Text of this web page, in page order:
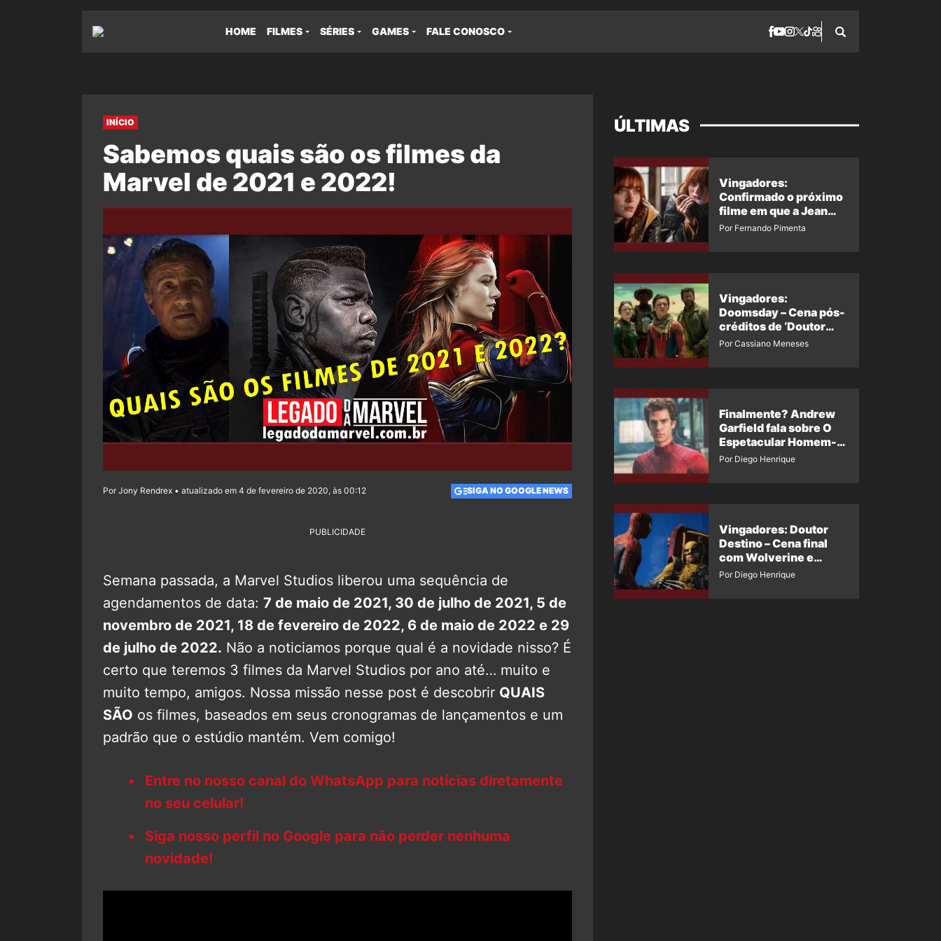
HOME FILMES SÉRIES GAMES FALE CONOSCO
INÍCIO
Sabemos quais são os filmes da
Marvel de 2021 e 2022!
Por Jony Rendrex • atualizado em 4 de fevereiro de 2020, às 00:12 SIGA NO GOOGLE NEWS
PUBLICIDADE
Semana passada, a Marvel Studios liberou uma sequência de
agendamentos de data: 7 de maio de 2021, 30 de julho de 2021, 5 de
novembro de 2021, 18 de fevereiro de 2022, 6 de maio de 2022 e 29
de julho de 2022. Não a noticiamos porque qual é a novidade nisso? É
certo que teremos 3 filmes da Marvel Studios por ano até… muito e
muito tempo, amigos. Nossa missão nesse post é descobrir QUAIS
SÃO os filmes, baseados em seus cronogramas de lançamentos e um
padrão que o estúdio mantém. Vem comigo!
Entre no nosso canal do WhatsApp para notícias diretamente
no seu celular!
Siga nosso perfil no Google para não perder nenhuma
novidade!
ÚLTIMAS
Vingadores:
Confirmado o próximo
filme em que a Jean
Grey irá aparecer
Por Fernando Pimenta
Vingadores:
Doomsday – Cena pós-
créditos de ‘Doutor
Destino’ é revelada
Por Cassiano Meneses
Finalmente? Andrew
Garfield fala sobre O
Espetacular Homem-
Aranha 3
Por Diego Henrique
Vingadores: Doutor
Destino – Cena final
com Wolverine e
Homem-Aranha de
Por Diego Henrique